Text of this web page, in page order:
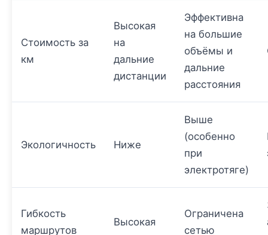
Стоимость за
км
Высокая
на
дальние
дистанции
Эффективна
на большие
объёмы и
дальние
расстояния
Экологичность Ниже
Выше
(особенно
при
электротяге)
Гибкость
маршрутов
Высокая
Ограничена
сетью